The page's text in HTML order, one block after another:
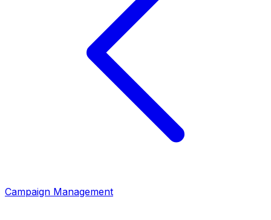
Campaign Management